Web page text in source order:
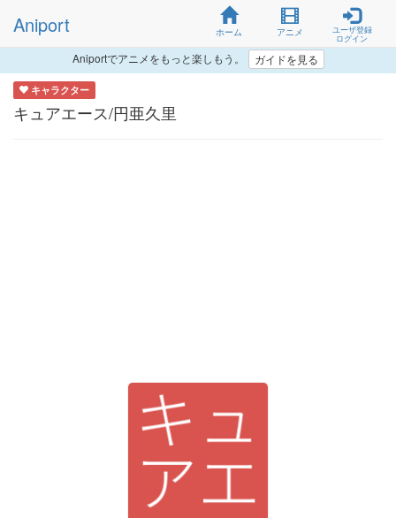
Aniport ホーム アニメ
ユーザ登録
ログイン
Aniportでアニメをもっと楽しもう。 ガイドを見る
キャラクター
キュアエース/円亜久里